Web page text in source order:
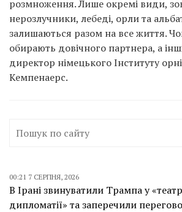
розмноження. Лише окремі види,
нерозлучники, лебеді, орли та
залишаються разом на все життя.
обирають довічного партнера, а
директор німецького Інституту
Кемпенаерс.
00:21 7 СЕРПНЯ, 2026
В Ірані звинуватили Трампа у
дипломатії» та заперечили